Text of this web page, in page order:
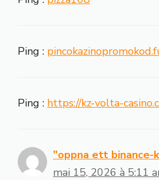
Ping :
Ping : https://kz-volta-
"oppna ett binance-
mai 15, 2026 à 5:11